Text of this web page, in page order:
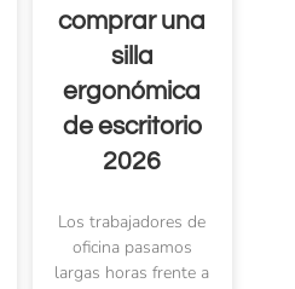
comprar una
silla
ergonómica
de escritorio
2026
Los trabajadores de
oficina pasamos
largas horas frente a